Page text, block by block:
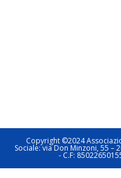
Copyright ©2024
Sociale: via Don Minzoni, 55 –
- C.F: